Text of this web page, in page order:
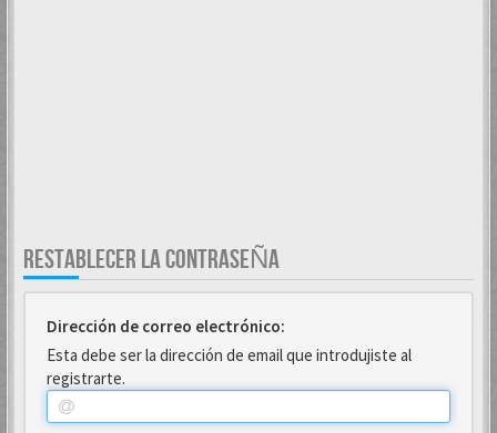
RESTABLECER LA CONTRASEÑA
Dirección de correo electrónico:
Esta debe ser la dirección de email que introdujiste al
registrarte.